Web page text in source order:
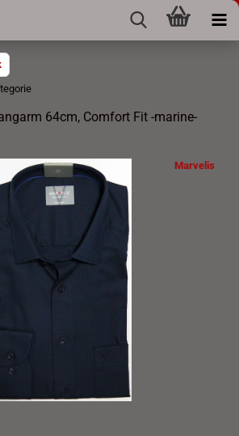
64cm, Comfort Fit -marine-
Marvelis